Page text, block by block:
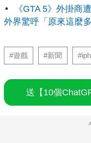
《GTA 5》外掛商
外界驚呼「原來這麼
#遊戲 #新聞
送【10個